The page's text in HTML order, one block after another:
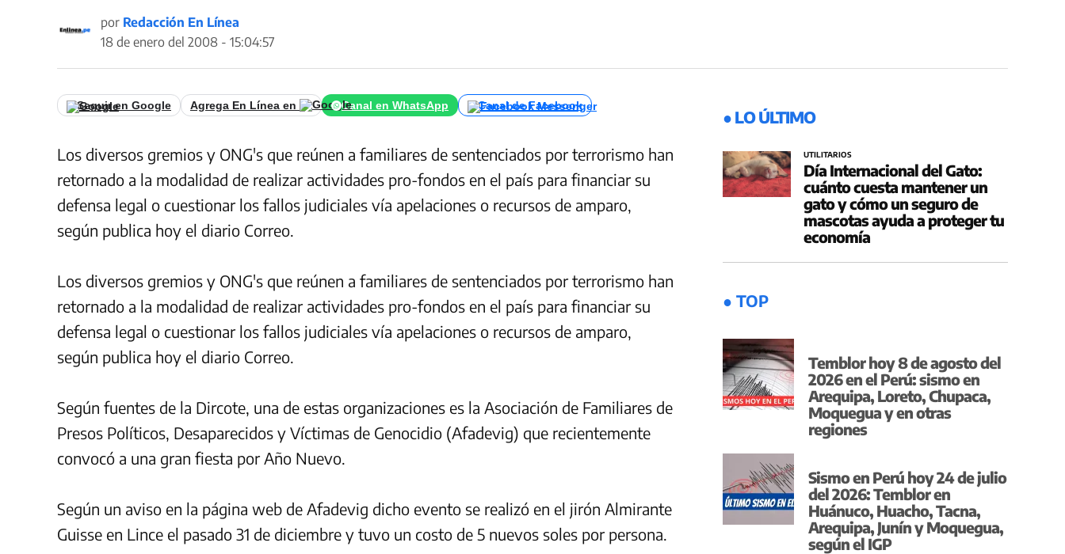
por Redacción En Línea
18 de enero del 2008 - 15:04:57
Seguir en Google Agrega En Línea en Canal en WhatsApp Canal de Facebook
Los diversos gremios y ONG's que reúnen a familiares de sentenciados por terrorismo han
retornado a la modalidad de realizar actividades pro-fondos en el país para financiar su
defensa legal o cuestionar los fallos judiciales vía apelaciones o recursos de amparo,
según publica hoy el diario Correo.
Los diversos gremios y ONG's que reúnen a familiares de sentenciados por terrorismo han
retornado a la modalidad de realizar actividades pro-fondos en el país para financiar su
defensa legal o cuestionar los fallos judiciales vía apelaciones o recursos de amparo,
según publica hoy el diario Correo.
Según fuentes de la Dircote, una de estas organizaciones es la Asociación de Familiares de
Presos Políticos, Desaparecidos y Víctimas de Genocidio (Afadevig) que recientemente
convocó a una gran fiesta por Año Nuevo.
Según un aviso en la página web de Afadevig dicho evento se realizó en el jirón Almirante
Guisse en Lince el pasado 31 de diciembre y tuvo un costo de 5 nuevos soles por persona.
● LO ÚLTIMO
UTILITARIOS
Día Internacional del Gato:
cuánto cuesta mantener un
gato y cómo un seguro de
mascotas ayuda a proteger tu
economía
● TOP
Temblor hoy 8 de agosto del
2026 en el Perú: sismo en
Arequipa, Loreto, Chupaca,
Moquegua y en otras
regiones
Sismo en Perú hoy 24 de julio
del 2026: Temblor en
Huánuco, Huacho, Tacna,
Arequipa, Junín y Moquegua,
según el IGP